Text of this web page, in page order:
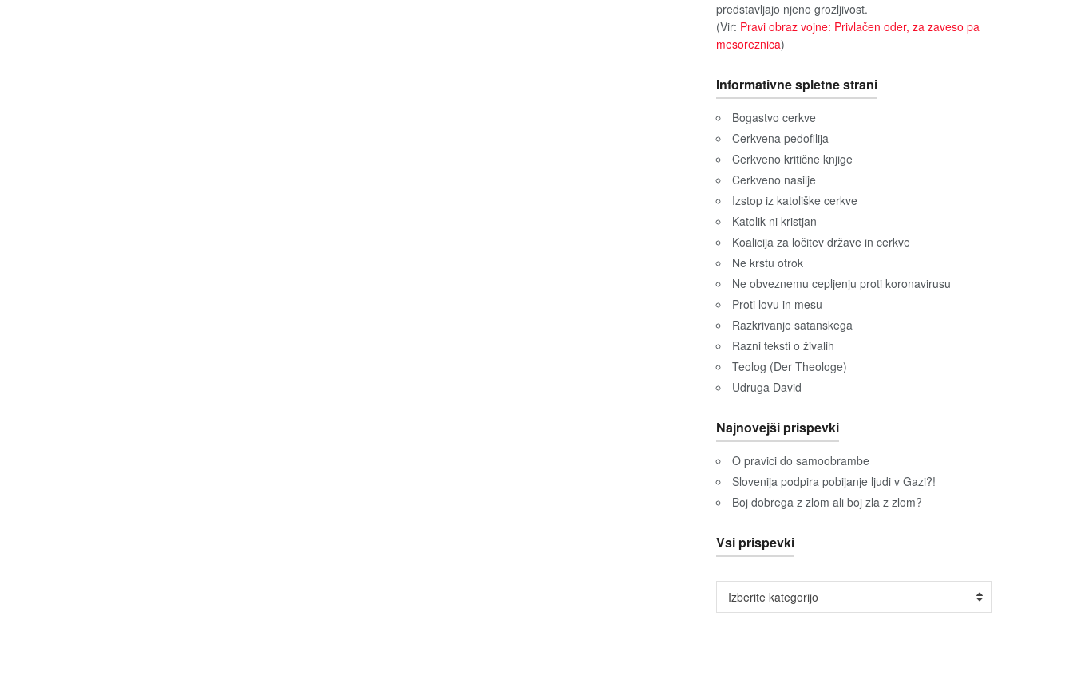
predstavljajo njeno grozljivost.
(Vir: Pravi obraz vojne: Privlačen oder, za zaveso pa
mesoreznica)
Informativne spletne strani
Bogastvo cerkve
Cerkvena pedofilija
Cerkveno kritične knjige
Cerkveno nasilje
Izstop iz katoliške cerkve
Katolik ni kristjan
Koalicija za ločitev države in cerkve
Ne krstu otrok
Ne obveznemu cepljenju proti koronavirusu
Proti lovu in mesu
Razkrivanje satanskega
Razni teksti o živalih
Teolog (Der Theologe)
Udruga David
Najnovejši prispevki
O pravici do samoobrambe
Slovenija podpira pobijanje ljudi v Gazi?!
Boj dobrega z zlom ali boj zla z zlom?
Vsi prispevki
Vsi
prispevki
Izberite kategorijo